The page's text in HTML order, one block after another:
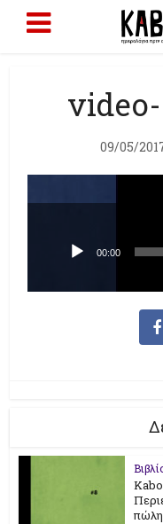
09/05/
Αναπαραγωγής
00:00